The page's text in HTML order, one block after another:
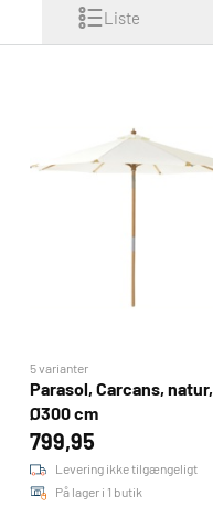
Liste
Parasol, Carcans, natur,
Ø300 cm
5 varianter
799,95
Levering ikke tilgængeligt
På lager i 1 butik